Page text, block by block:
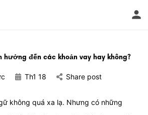
hưởng đến các khoản vay hay không?
Th1 18 Share post
không quá xa lạ. Nhưng có những